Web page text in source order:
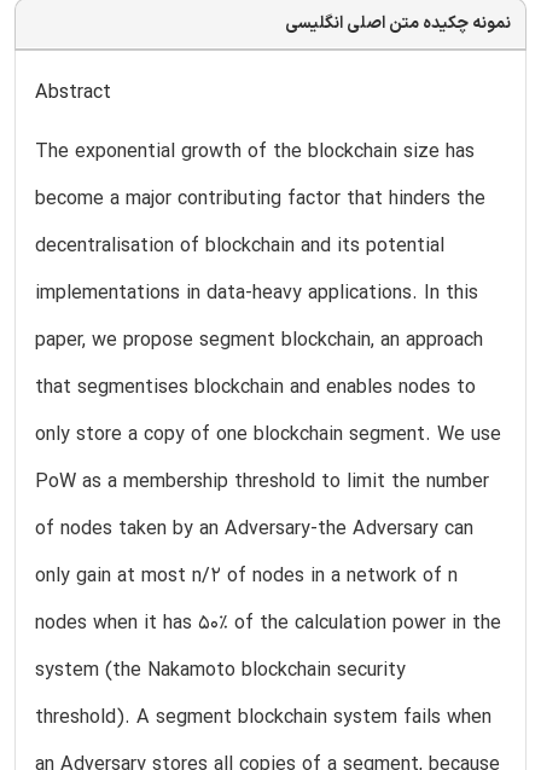
نمونه چکیده متن اصلی انگلیسی
Abstract
The exponential growth of the blockchain size has
become a major contributing factor that hinders the
decentralisation of blockchain and its potential
implementations in data-heavy applications. In this
paper, we propose segment blockchain, an approach
that segmentises blockchain and enables nodes to
only store a copy of one blockchain segment. We use
PoW as a membership threshold to limit the number
of nodes taken by an Adversary-the Adversary can
only gain at most n/2 of nodes in a network of n
nodes when it has 50% of the calculation power in the
system (the Nakamoto blockchain security
threshold). A segment blockchain system fails when